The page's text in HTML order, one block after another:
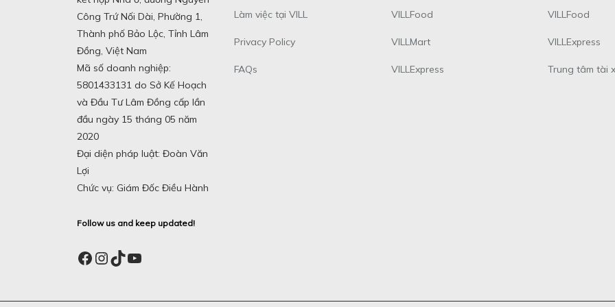
Công Trứ Nối Dài, Phường 1,
Thành phố Bảo Lộc, Tỉnh Lâm
Đồng, Việt Nam
Mã số doanh nghiệp:
5801433131 do Sở Kế Hoạch
và Đầu Tư Lâm Đồng cấp lần
đầu ngày 15 tháng 05 năm
2020
Đại diện pháp luật: Đoàn Văn
Lợi
Chức vụ: Giám Đốc Điều Hành
Follow us and keep updated!
Facebook
Instagram
TikTok
YouTube
Làm việc tại VILL
Privacy Policy
FAQs
VILLFood
VILLMart
VILLExpress
VILLFood
VILLExpress
Trung tâm tài